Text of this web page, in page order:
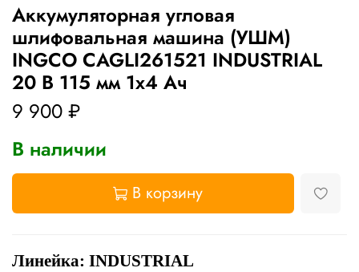
Аккумуляторная угловая
шлифовальная машина (УШМ)
INGCO CAGLI261521 INDUSTRIAL
20 В 115 мм 1х4 Ач
9 900 ₽
В наличии
В корзину
Линейка: INDUSTRIAL